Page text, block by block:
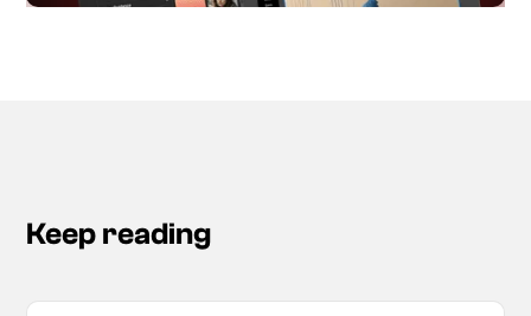
Keep reading